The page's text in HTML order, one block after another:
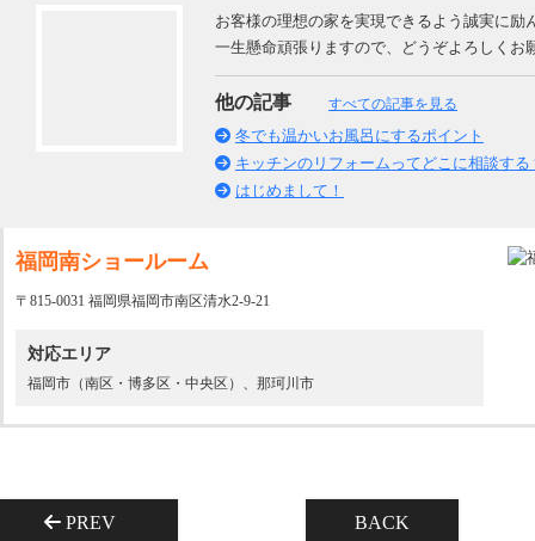
お客様の理想の家を実現できるよう誠実に励
一生懸命頑張りますので、どうぞよろしくお
他の記事 すべての記事を見る
冬でも温かいお風呂にするポイント
キッチンのリフォームってどこに相談する
はじめまして！
福岡南ショールーム
〒815-0031 福岡県福岡市南区清水2-9-21
対応エリア
福岡市（南区・博多区・中央区）、那珂川市
PREV BACK